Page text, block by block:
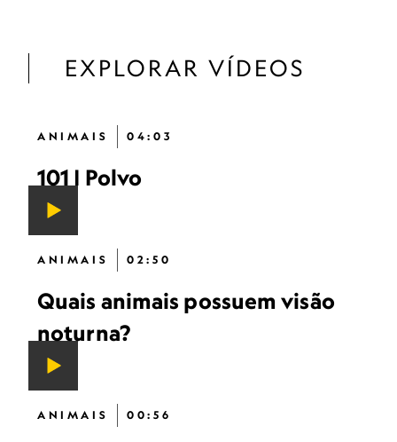
EXPLORAR VÍDEOS
ANIMAIS 04:03
101 | Polvo
ANIMAIS 02:50
Quais animais possuem visão
noturna?
ANIMAIS 00:56